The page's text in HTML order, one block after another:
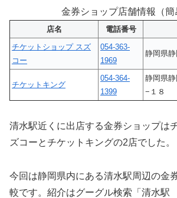
金券ショップ店舗情報（簡
店名 電話番号
チケットショップ スズ
コー
054-363-
1969
静岡県
チケットキング
054-364-
1399
静岡県
−１８
清水駅近くに出店する金券ショップは
ズコーとチケットキングの2店でした。
今回は静岡県内にある清水駅周辺の金
較です。紹介はグーグル検索「清水